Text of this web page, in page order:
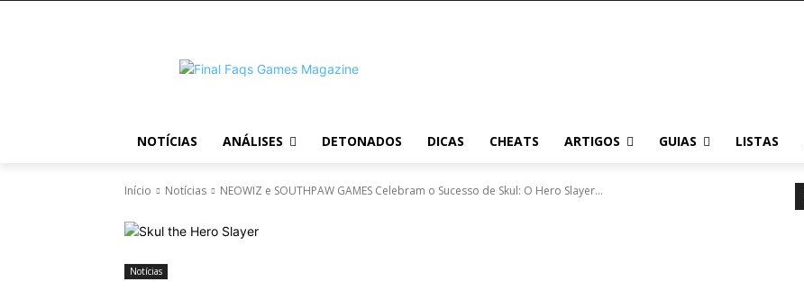
NOTÍCIAS ANÁLISES DETONADOS DICAS CHEATS ARTIGOS GUIAS LISTAS
Início Notícias NEOWIZ e SOUTHPAW GAMES Celebram o Sucesso de Skul: O Hero Slayer...
Notícias